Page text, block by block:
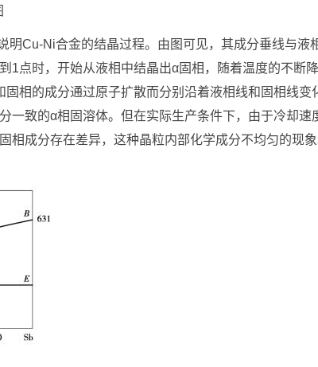
明Cu-Ni合金的结晶过程。由图可见，其成分垂线与液
1点时，开始从液相中结晶出α固相，随着温度的不断
固相的成分通过原子扩散而分别沿着液相线和固相线变
一致的α相固溶体。但在实际生产条件下，由于冷却速
相成分存在差异，这种晶粒内部化学成分不均匀的现